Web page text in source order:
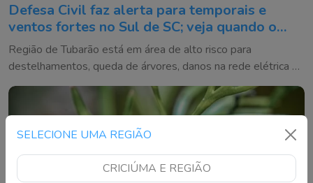
SELECIONE UMA REGIÃO
CRICIÚMA E REGIÃO
Defesa Civil faz alerta para temporais e
ventos fortes no Sul de SC; veja quando o
tempo vira
Região de Tubarão está em área de alto risco para
destelhamentos, queda de árvores, danos na rede elétrica e
alagamentos entre quinta e sexta-feira